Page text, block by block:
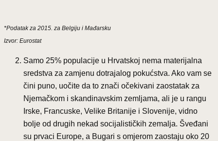
*Podatak za 2015. za Belgiju i Mađarsku
Izvor: Eurostat
Samo 25% populacije u Hrvatskoj nema materijalna
sredstva za zamjenu dotrajalog pokućstva. Ako vam se
čini puno, uočite da to znači očekivani zaostatak za
Njemačkom i skandinavskim zemljama, ali je u rangu
Irske, Francuske, Velike Britanije i Slovenije, vidno
bolje od drugih nekad socijalističkih zemalja. Šveđani
su prvaci Europe, a Bugari s omjerom zaostaju oko 20